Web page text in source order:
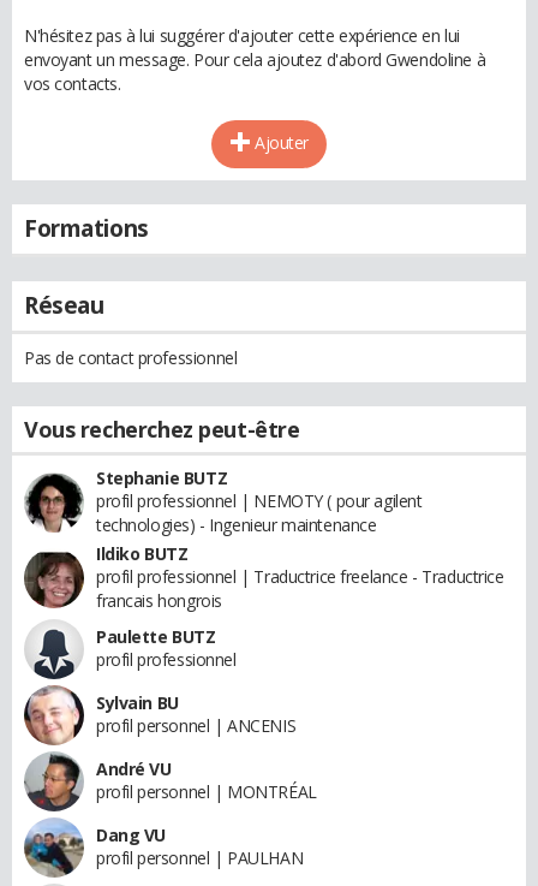
N'hésitez pas à lui suggérer d'ajouter cette expérience en lui
envoyant un message. Pour cela ajoutez d'abord Gwendoline à
vos contacts.
Ajouter
Formations
Réseau
Pas de contact professionnel
Vous recherchez peut-être
Stephanie BUTZ
profil professionnel | NEMOTY ( pour agilent
technologies) - Ingenieur maintenance
Ildiko BUTZ
profil professionnel | Traductrice freelance - Traductrice
francais hongrois
Paulette BUTZ
profil professionnel
Sylvain BU
profil personnel | ANCENIS
André VU
profil personnel | MONTRÉAL
Dang VU
profil personnel | PAULHAN